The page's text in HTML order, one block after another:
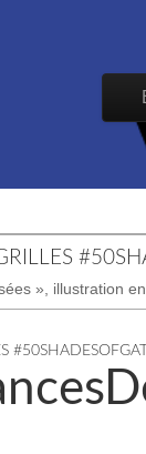
», illustration